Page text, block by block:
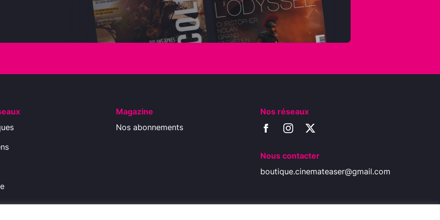
Magazine
Nos abonnements
Nos réseaux
Nous contacter
boutique.cinemateaser@gmail.com